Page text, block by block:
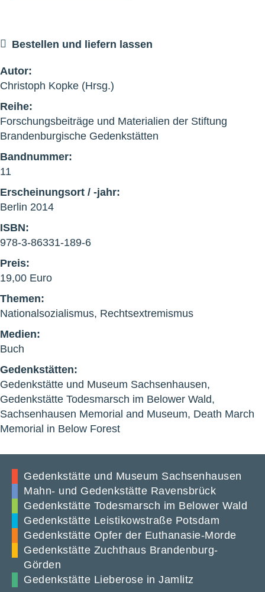
Bestellen und liefern lassen
Autor:
Christoph Kopke (Hrsg.)
Reihe:
Forschungsbeiträge und Materialien der Stiftung
Brandenburgische Gedenkstätten
Bandnummer:
11
Erscheinungsort / -jahr:
Berlin 2014
ISBN:
978-3-86331-189-6
Preis:
19,00 Euro
Themen:
Nationalsozialismus, Rechtsextremismus
Medien:
Buch
Gedenkstätten:
Gedenkstätte und Museum Sachsenhausen,
Gedenkstätte Todesmarsch im Belower Wald,
Sachsenhausen Memorial and Museum, Death March
Memorial in Below Forest
Gedenkstätte und Museum Sachsenhausen
Mahn- und Gedenkstätte Ravensbrück
Gedenkstätte Todesmarsch im Belower Wald
Gedenkstätte Leistikowstraße Potsdam
Gedenkstätte Opfer der Euthanasie-Morde
Gedenkstätte Zuchthaus Brandenburg-
Görden
Gedenkstätte Lieberose in Jamlitz